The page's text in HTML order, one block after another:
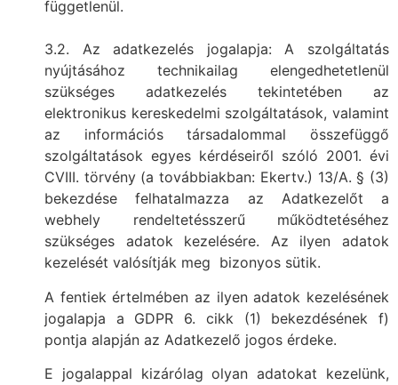
függetlenül.
3.2. Az adatkezelés jogalapja: A szolgáltatás
nyújtásához technikailag elengedhetetlenül
szükséges adatkezelés tekintetében az
elektronikus kereskedelmi szolgáltatások, valamint
az információs társadalommal összefüggő
szolgáltatások egyes kérdéseiről szóló 2001. évi
CVIII. törvény (a továbbiakban: Ekertv.) 13/A. § (3)
bekezdése felhatalmazza az Adatkezelőt a
webhely rendeltetésszerű működtetéséhez
szükséges adatok kezelésére. Az ilyen adatok
kezelését valósítják meg bizonyos sütik.
A fentiek értelmében az ilyen adatok kezelésének
jogalapja a GDPR 6. cikk (1) bekezdésének f)
pontja alapján az Adatkezelő jogos érdeke.
E jogalappal kizárólag olyan adatokat kezelünk,